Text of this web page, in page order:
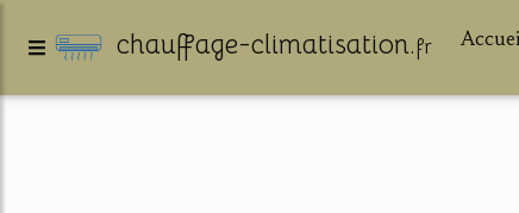
chauffage-climatisation.fr